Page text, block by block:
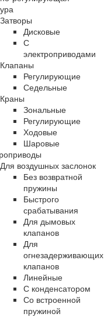
Затворы
Дисковые
С
электроприводами
Клапаны
Регулирующие
Седельные
Краны
Зональные
Регулирующие
Ходовые
Шаровые
Для воздушных заслонок
Без возвратной
пружины
Быстрого
срабатывания
Для дымовых
клапанов
Для
огнезадерживающих
клапанов
Линейные
С конденсатором
Со встроенной
пружиной